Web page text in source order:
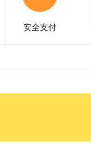
安全支付